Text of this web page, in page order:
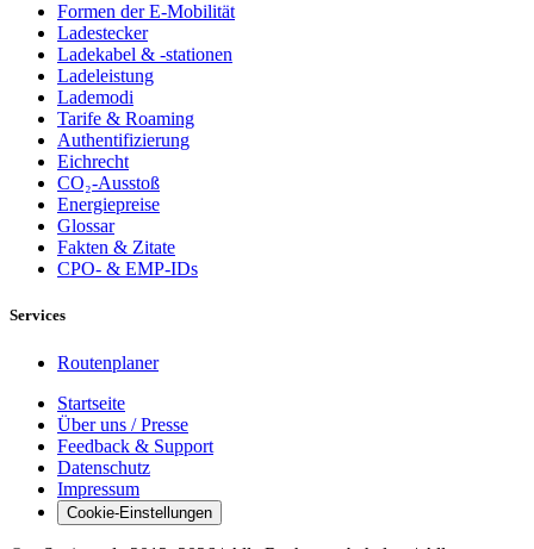
Formen der E-Mobilität
Ladestecker
Ladekabel & -stationen
Ladeleistung
Lademodi
Tarife & Roaming
Authentifizierung
Eichrecht
CO₂-Ausstoß
Energiepreise
Glossar
Fakten & Zitate
CPO- & EMP-IDs
Services
Routenplaner
Startseite
Über uns / Presse
Feedback & Support
Datenschutz
Impressum
Cookie-Einstellungen